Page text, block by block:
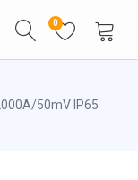
0
50mV IP65